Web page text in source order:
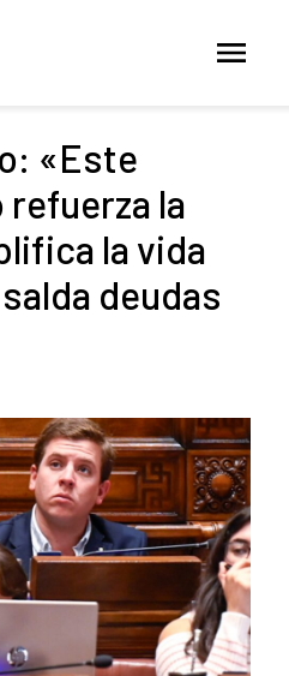
«Este
la
la vida
deudas